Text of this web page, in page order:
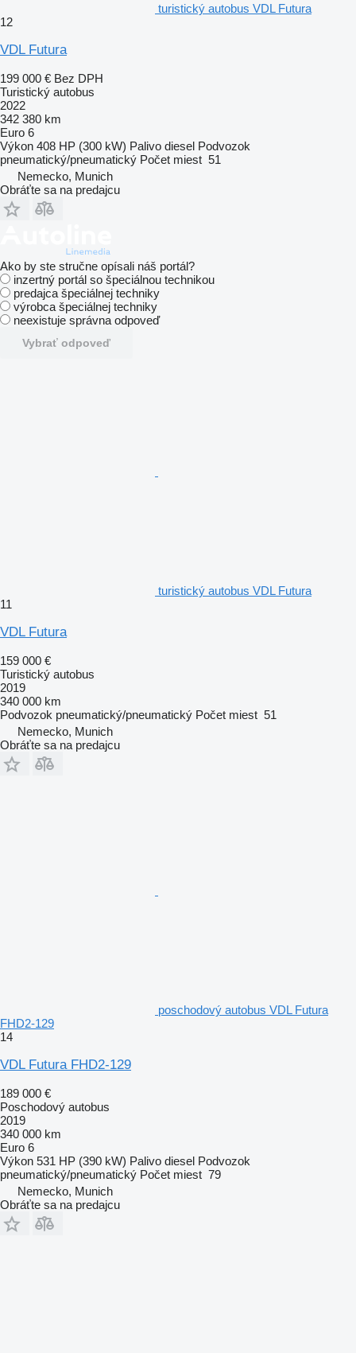
turistický autobus VDL Futura
12
VDL Futura
199 000 € Bez DPH
Turistický autobus
2022
342 380 km
Euro 6
Výkon 408 HP (300 kW) Palivo diesel Podvozok
pneumatický/pneumatický Počet miest 51
Nemecko, Munich
Obráťte sa na predajcu
Ako by ste stručne opísali náš portál?
inzertný portál so špeciálnou technikou
predajca špeciálnej techniky
výrobca špeciálnej techniky
neexistuje správna odpoveď
Vybrať odpoveď
turistický autobus VDL Futura
11
VDL Futura
159 000 €
Turistický autobus
2019
340 000 km
Podvozok pneumatický/pneumatický Počet miest 51
Nemecko, Munich
Obráťte sa na predajcu
poschodový autobus VDL Futura
FHD2-129
14
VDL Futura FHD2-129
189 000 €
Poschodový autobus
2019
340 000 km
Euro 6
Výkon 531 HP (390 kW) Palivo diesel Podvozok
pneumatický/pneumatický Počet miest 79
Nemecko, Munich
Obráťte sa na predajcu